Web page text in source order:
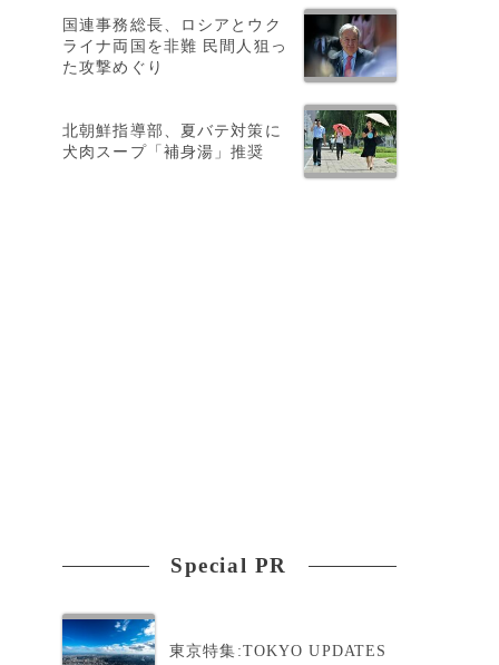
国連事務総長、ロシアとウク
ライナ両国を非難 民間人狙っ
た攻撃めぐり
北朝鮮指導部、夏バテ対策に
犬肉スープ「補身湯」推奨
Special PR
東京特集:TOKYO UPDATES